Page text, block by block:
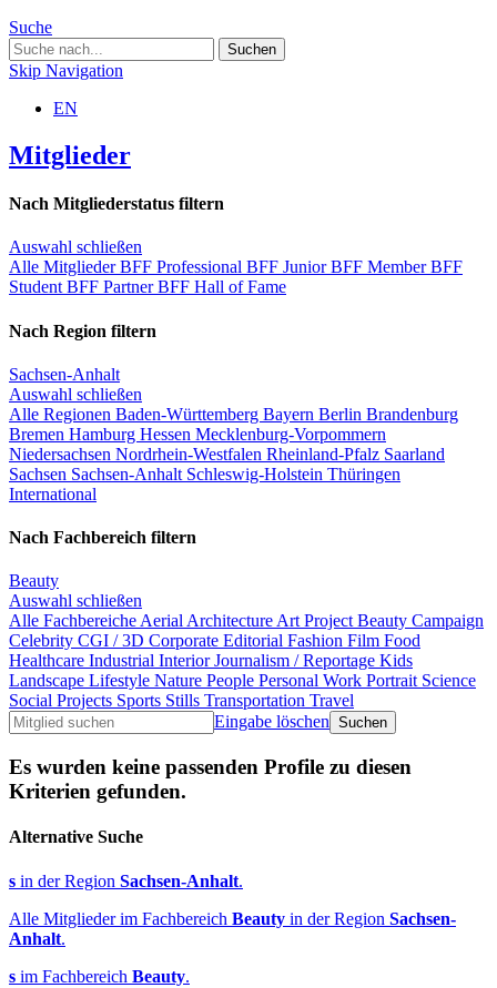
Suche
Skip Navigation
EN
Mitglieder
Nach Mitgliederstatus filtern
Auswahl schließen
Alle MitgliederBFF Professional BFF JuniorBFF MemberBFF
Student BFF PartnerBFF Hall of Fame
Nach Region filtern
Sachsen-Anhalt
Auswahl schließen
Alle Regionen Baden-Württemberg Bayern Berlin Brandenburg
Bremen Hamburg Hessen Mecklenburg-Vorpommern
Niedersachsen Nordrhein-Westfalen Rheinland-Pfalz Saarland
Sachsen Sachsen-Anhalt Schleswig-Holstein Thüringen
International
Nach Fachbereich filtern
Beauty
Auswahl schließen
Alle Fachbereiche Aerial Architecture Art Project Beauty Campaign
Celebrity CGI / 3D Corporate Editorial Fashion Film Food
Healthcare Industrial InteriorJournalism / Reportage Kids
Landscape Lifestyle Nature People Personal Work Portrait Science
Social Projects Sports Stills Transportation Travel
Eingabe löschen
Es wurden keine passenden Profile zu diesen
Kriterien gefunden.
Alternative Suche
s in der Region Sachsen-Anhalt.
Alle Mitglieder im Fachbereich Beauty in der Region Sachsen-
Anhalt.
s im Fachbereich Beauty.